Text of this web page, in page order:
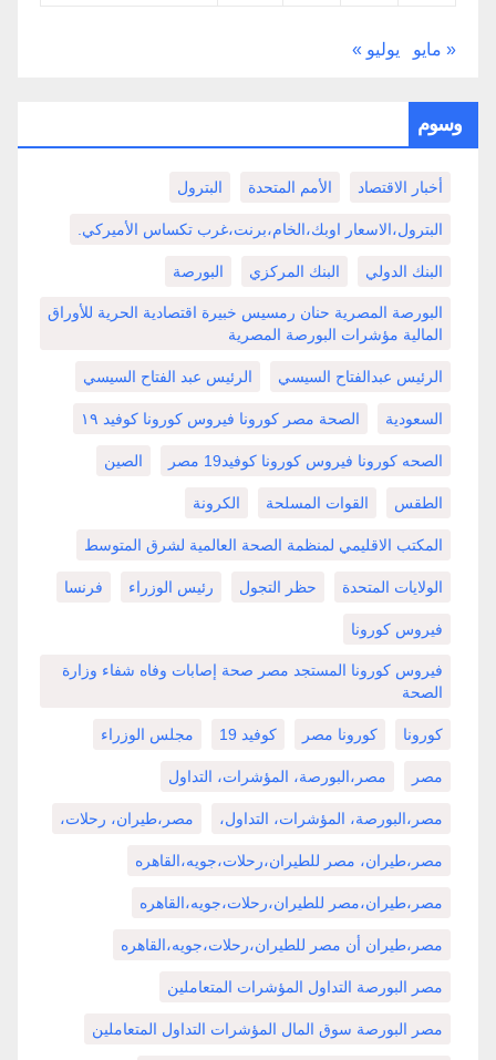
« مايو يوليو »
وسوم
أخبار الاقتصاد الأمم المتحدة البترول
البترول،الاسعار اوبك،الخام،برنت،غرب تكساس الأميركي.
البنك الدولي البنك المركزي البورصة
البورصة المصرية حنان رمسيس خبيرة اقتصادية الحرية للأوراق
المالية مؤشرات البورصة المصرية
الرئيس عبدالفتاح السيسي الرئيس عبد الفتاح السيسي
السعودية الصحة مصر كورونا فيروس كورونا كوفيد ١٩
الصحه كورونا فيروس كورونا كوفيد19 مصر الصين
الطقس القوات المسلحة الكرونة
المكتب الاقليمي لمنظمة الصحة العالمية لشرق المتوسط
الولايات المتحدة حظر التجول رئيس الوزراء فرنسا
فيروس كورونا
فيروس كورونا المستجد مصر صحة إصابات وفاه شفاء وزارة
الصحة
كورونا كورونا مصر كوفيد 19 مجلس الوزراء
مصر مصر،البورصة، المؤشرات، التداول
مصر،البورصة، المؤشرات، التداول، مصر،طيران، رحلات،
مصر،طيران، مصر للطيران،رحلات،جويه،القاهره
مصر،طيران،مصر للطيران،رحلات،جويه،القاهره
مصر،طيران أن مصر للطيران،رحلات،جويه،القاهره
مصر البورصة التداول المؤشرات المتعاملين
مصر البورصة سوق المال المؤشرات التداول المتعاملين